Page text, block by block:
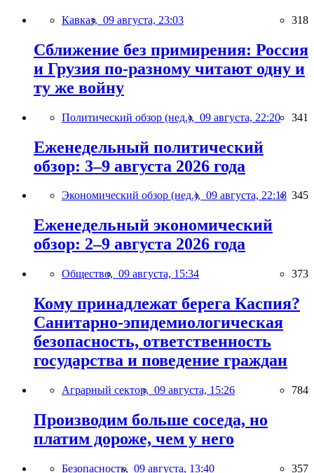
Кавказ, 09 августа, 23:03 318
Сближение без примирения: Россия
и Грузия по-разному читают одну и
ту же войну
Политический обзор (нед.), 09 августа, 22:20 341
Еженедельный политический
обзор: 3–9 августа 2026 года
Экономический обзор (нед.), 09 августа, 22:18 345
Еженедельный экономический
обзор: 2–9 августа 2026 года
Общество, 09 августа, 15:34 373
Кому принадлежат берега Каспия?
Санитарно-эпидемиологическая
безопасность, ответственность
государства и поведение граждан
Аграрный сектор, 09 августа, 15:26 784
Производим больше соседа, но
платим дороже, чем у него
Безопасность, 09 августа, 13:40 357